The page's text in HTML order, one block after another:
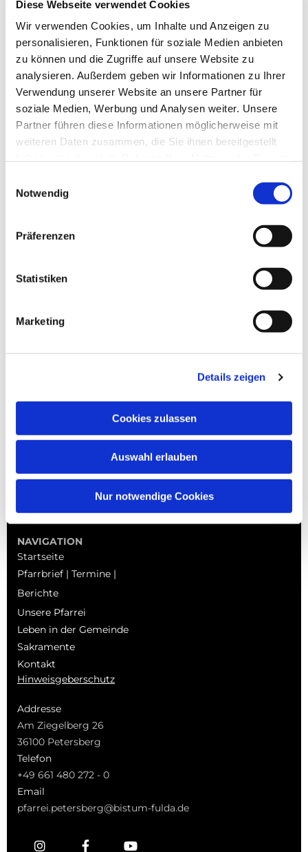
Diese Webseite verwendet Cookies
Wir verwenden Cookies, um Inhalte und Anzeigen zu
personalisieren, Funktionen für soziale Medien anbieten
zu können und die Zugriffe auf unsere Website zu
analysieren. Außerdem geben wir Informationen zu Ihrer
Verwendung unserer Website an unsere Partner für
soziale Medien, Werbung und Analysen weiter. Unsere
Partner führen diese Informationen möglicherweise mit
weiteren Daten zusammen, die Sie ihnen bereitgestellt
Notwendig
Präferenzen
Statistiken
Marketing
Details zeigen
Cookies zulassen
Auswahl erlauben
Nur notwendige Cookies
Dies könnte Sie auch
interessieren
NAVIGATION
Startseite
Pfarrbrief | Termine |
Berichte
Unsere Pfarrei
Leben in der Gemeinde
Sakramente
Kontakt
Hinweisgeberschutz
Addresse
Am Ziegelberg 26
36100 Petersberg
Telefon
+49 661 480 272 - 0
Email
pfarrei.petersberg@bistum-fulda.de